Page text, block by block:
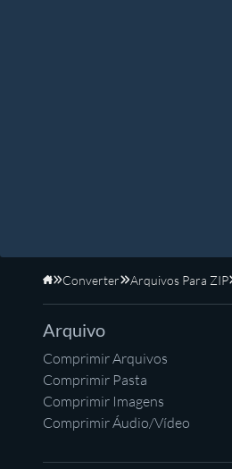
Início
Converter Arquivos Para ZIP
Arquivo
Comprimir Arquivos
Comprimir Pasta
Comprimir Imagens
Comprimir Áudio/Vídeo